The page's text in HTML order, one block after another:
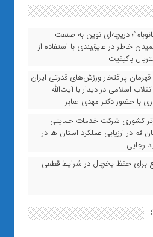
دریچه‌ای نوین به صنعت
خاطر در عایق‌بندی با استفاده از
باکیفیت
پرافتخار ورزش‌های قدرتی ایران
اسلامی در دیدار با آیت‌الله
با حضور دکتر مهدی صابر
کشوري شرکت خدمات حمایتی
قم در ارزیابی عملکرد استان ها در
رجایی
برای حفظ یخچال در شرایط قطعی